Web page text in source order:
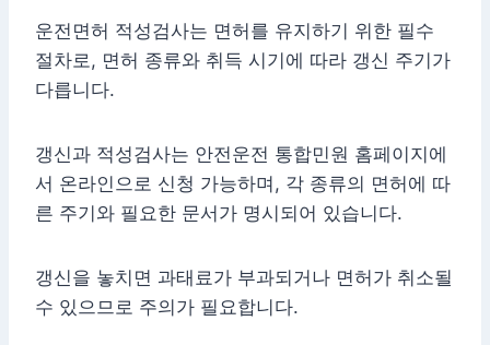
운전면허 적성검사는 면허를 유지하기 위한 필수
절차로, 면허 종류와 취득 시기에 따라 갱신 주기가
다릅니다.
갱신과 적성검사는 안전운전 통합민원 홈페이지에
서 온라인으로 신청 가능하며, 각 종류의 면허에 따
른 주기와 필요한 문서가 명시되어 있습니다.
갱신을 놓치면 과태료가 부과되거나 면허가 취소될
수 있으므로 주의가 필요합니다.